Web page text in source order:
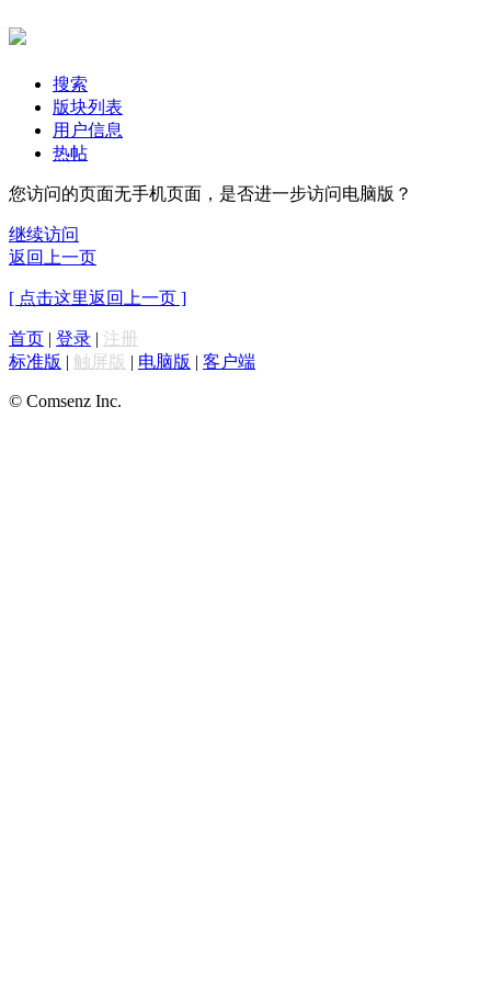
搜索
版块列表
用户信息
热帖
您访问的页面无手机页面，是否进一步访问电脑版？
继续访问
返回上一页
[ 点击这里返回上一页 ]
首页 | 登录 | 注册
标准版 | 触屏版 | 电脑版 | 客户端
© Comsenz Inc.